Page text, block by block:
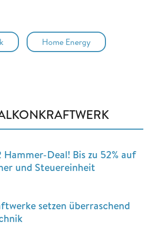
Home Energy
Deal! Bis zu 52% auf
und Steuereinheit
setzen überraschend